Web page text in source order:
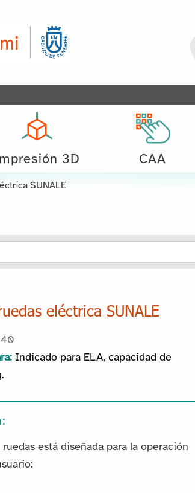
3D CAA
SUNALE
eléctrica SUNALE
Indicado para ELA, capacidad de
ruedas está diseñada para la operación